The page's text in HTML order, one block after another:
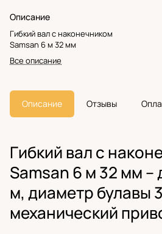
Описание
Гибкий вал с наконечником
Samsan 6 м 32 мм
Все описание
Описание Отзывы
Гибкий вал с
Samsan 6 м 32 мм –
м, диаметр булавы
механический